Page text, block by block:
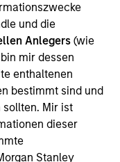
und die
Anlegers(wie
mir dessen
enthaltenen
bestimmt sind und
sollten. Mir ist
dieser
Stanley
über die Teilfonds
einer in Luxemburg
à Capital
Großherzogtum
Anlagen
2010 in
ist. Die Gesellschaft
in